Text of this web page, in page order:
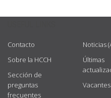
Contacto
Sobre la HCCH
Sección de
preguntas
frecuentes
Noticias
Últimas
Vacantes